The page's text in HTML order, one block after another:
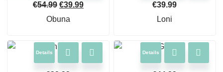
€54.99 €39.99
Obuna
€39.99
Loni
Details Details